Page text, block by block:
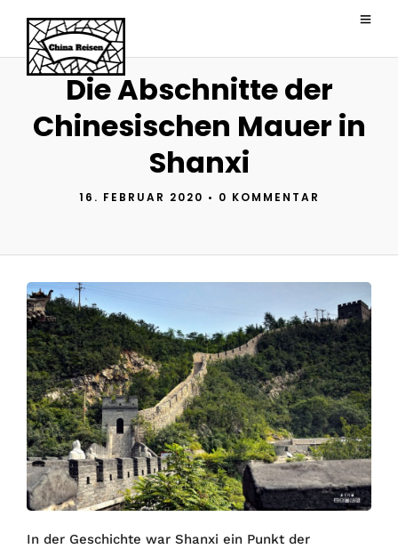
Die Abschnitte der
Chinesischen Mauer in
Shanxi
16. FEBRUAR 2020 • 0 KOMMENTAR
In der Geschichte war Shanxi ein Punkt der